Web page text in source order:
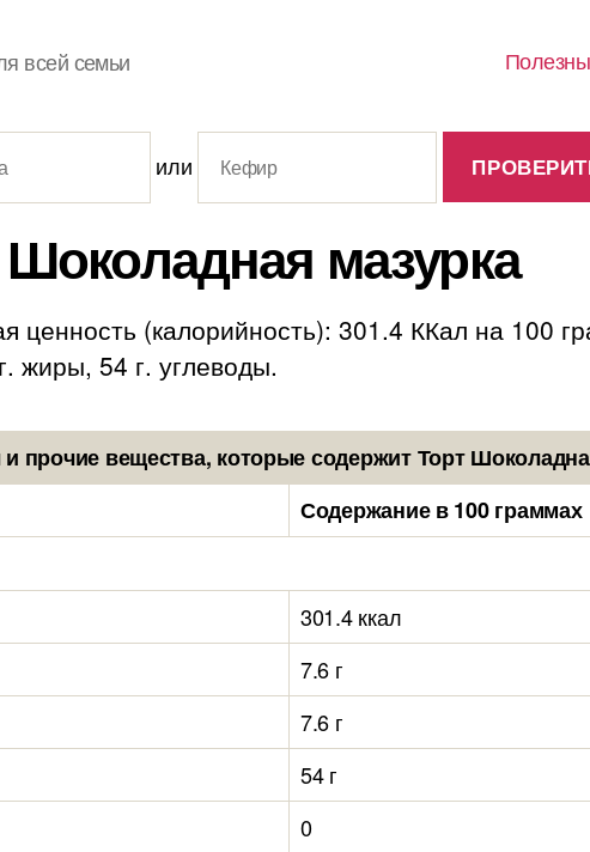
всей семьи
или
мазурка
ценность (калорийность): 301.4 ККал на 100
жиры, 54 г. углеводы.
прочие вещества, которые содержит Торт
Содержание в 100 граммах
301.4 ккал
7.6 г
7.6 г
54 г
0